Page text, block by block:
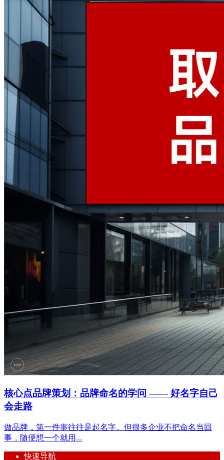
核心点品牌策划：品牌命名的学问 —— 好名字自己
会走路
做品牌，第一件事往往是起名字。但很多企业不把命名当回
事，随便想一个就用...
快速导航